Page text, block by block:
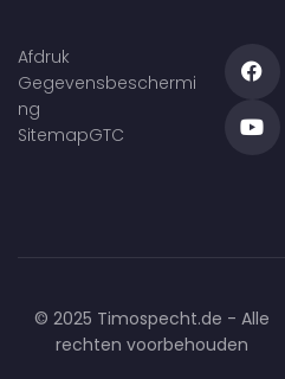
Afdruk
Gegevensbeschermi
ng
SitemapGTC
© 2025 Timospecht.de - Alle
rechten voorbehouden